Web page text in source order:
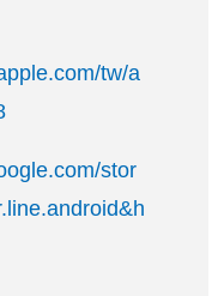
tw/a
stor